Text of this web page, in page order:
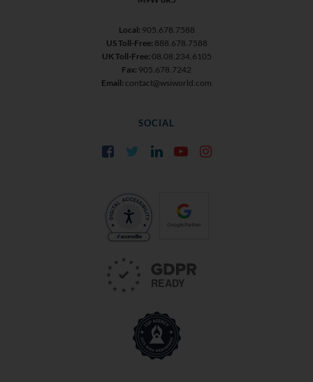
Local: 905.678.7588
US Toll-Free: 888.678.7588
UK Toll-Free: 08.08.234.6105
Fax: 905.678.7242
Email: contact@wsiworld.com
SOCIAL
FacebookTwitter LinkedInYouTube